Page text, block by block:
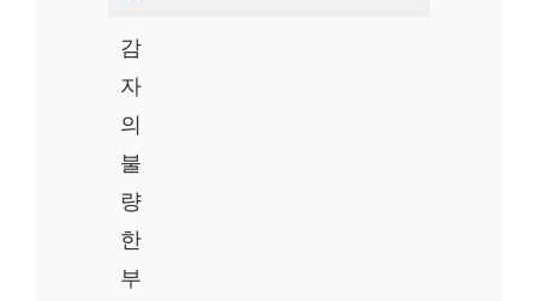
감
자
의
불
량
한
부